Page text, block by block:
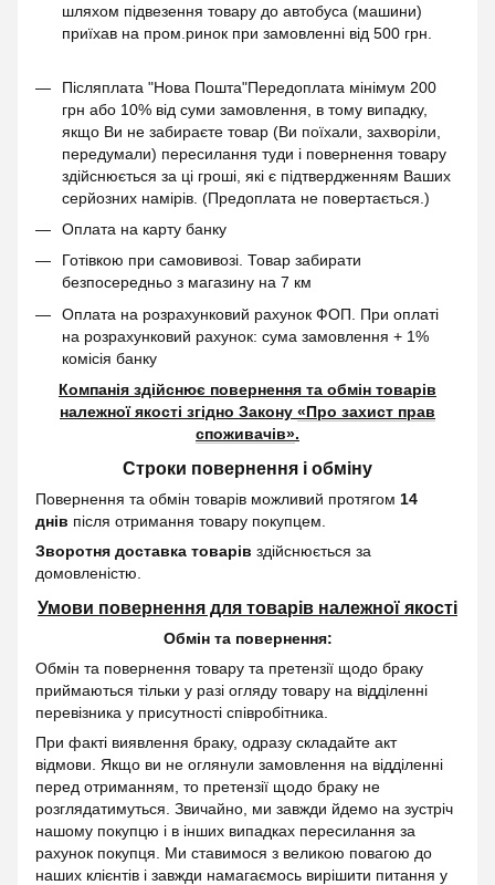
шляхом підвезення товару до автобуса (машини)
приїхав на пром.ринок при замовленні від 500 грн.
Післяплата "Нова Пошта"Передоплата мінімум 200
грн або 10% від суми замовлення, в тому випадку,
якщо Ви не забираєте товар (Ви поїхали, захворіли,
передумали) пересилання туди і повернення товару
здійснюється за ці гроші, які є підтвердженням Ваших
серйозних намірів. (Предоплата не повертається.)
Оплата на карту банку
Готівкою при самовивозі. Товар забирати
безпосередньо з магазину на 7 км
Оплата на розрахунковий рахунок ФОП. При оплаті
на розрахунковий рахунок: сума замовлення + 1%
комісія банку
Компанія здійснює повернення та обмін товарів
належної якості згідно Закону «Про захист прав
споживачів».
Строки повернення і обміну
Повернення та обмін товарів можливий протягом 14
днів після отримання товару покупцем.
Зворотня доставка товарів здійснюється за
домовленістю.
Умови повернення для товарів належної якості
Обмін та повернення:
Обмін та повернення товару та претензії щодо браку
приймаються тільки у разі огляду товару на відділенні
перевізника у присутності співробітника.
При факті виявлення браку, одразу складайте акт
відмови. Якщо ви не оглянули замовлення на відділенні
перед отриманням, то претензії щодо браку не
розглядатимуться. Звичайно, ми завжди йдемо на зустріч
нашому покупцю і в інших випадках пересилання за
рахунок покупця. Ми ставимося з великою повагою до
наших клієнтів і завжди намагаємось вирішити питання у